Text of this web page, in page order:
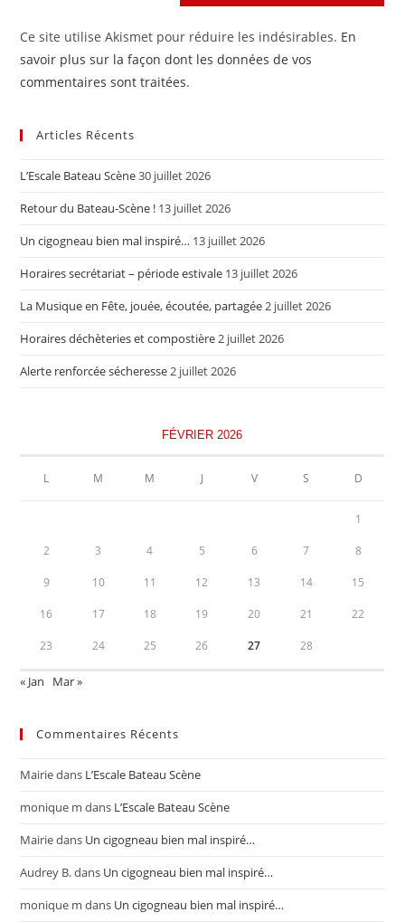
Ce site utilise Akismet pour réduire les indésirables. En
savoir plus sur la façon dont les données de vos
commentaires sont traitées.
Articles Récents
L’Escale Bateau Scène30 juillet 2026
Retour du Bateau-Scène ! 13 juillet 2026
Un cigogneau bien mal inspiré… 13 juillet 2026
Horaires secrétariat – période estivale 13 juillet 2026
La Musique en Fête, jouée, écoutée, partagée 2 juillet 2026
Horaires déchèteries et compostière 2 juillet 2026
Alerte renforcée sécheresse 2 juillet 2026
FÉVRIER 2026
L M M J V S D
1
2 3 4 5 6 7 8
9 10 11 12 13 14 15
16 17 18 19 20 21 22
23 24 25 26 27 28
« Jan Mar »
Commentaires Récents
Mairiedans L’Escale Bateau Scène
monique m dans L’Escale Bateau Scène
Mairiedans Un cigogneau bien mal inspiré…
Audrey B.dans Un cigogneau bien mal inspiré…
monique m dans Un cigogneau bien mal inspiré…